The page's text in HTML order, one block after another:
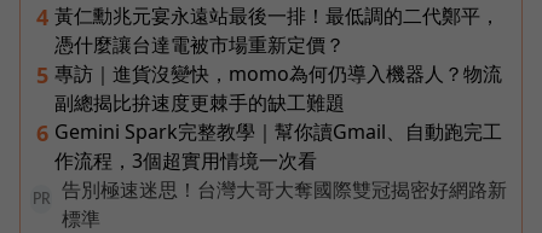
4 黃仁勳兆元宴永遠站最後一排！最低調的二代鄭平，
憑什麼讓台達電被市場重新定價？
5 專訪｜進貨沒變快，momo為何仍導入機器人？物流
副總揭比拚速度更棘手的缺工難題
6 Gemini Spark完整教學｜幫你讀Gmail、自動跑完工
作流程，3個超實用情境一次看
PR
告別極速迷思！台灣大哥大奪國際雙冠揭密好網路新
標準